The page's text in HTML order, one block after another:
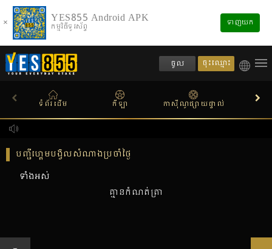
× YES855 Android APK
កម្មវិធីទូរស័ព្ទ ទាញយក
ចូល ចុះឈ្មោះ
ទំព័រដើម កីឡា កាស៊ីណូផ្សាយផ្ទាល់ ស្លត
បញ្ជីហ្គេមបង្វិលសំណាងប្រចាំថ្ងៃ
ទាំងអស់
គ្មានកំណត់ត្រា